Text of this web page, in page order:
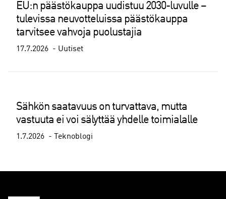
EU:n päästökauppa uudistuu 2030-luvulle –
tulevissa neuvotteluissa päästökauppa
tarvitsee vahvoja puolustajia
17.7.2026 Uutiset
Sähkön saatavuus on turvattava, mutta
vastuuta ei voi sälyttää yhdelle toimialalle
1.7.2026 Teknoblogi